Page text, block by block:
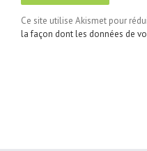
Ce site utilise Akismet pour
la façon dont les données de